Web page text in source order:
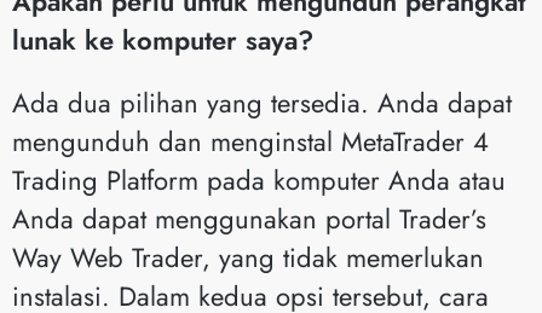
lunak ke komputer saya?
Ada dua pilihan yang tersedia. Anda dapat
mengunduh dan menginstal MetaTrader 4
Trading Platform pada komputer Anda atau
Anda dapat menggunakan portal Trader’s
Way Web Trader, yang tidak memerlukan
instalasi. Dalam kedua opsi tersebut, cara